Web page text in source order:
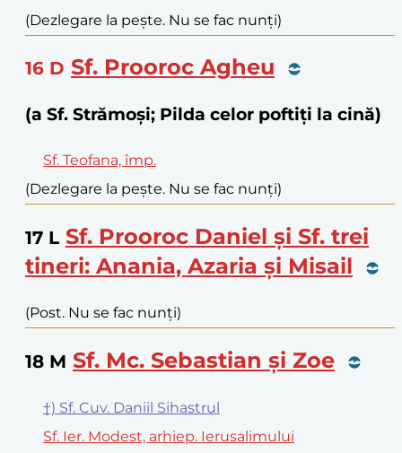
(Dezlegare la pește. Nu se fac nunți)
16 D Sf. Prooroc Agheu
(a Sf. Strămoși; Pilda celor poftiți la cină)
Sf. Teofana, împ.
(Dezlegare la pește. Nu se fac nunți)
17 L Sf. Prooroc Daniel și Sf. trei
tineri: Anania, Azaria și Misail
(Post. Nu se fac nunți)
18 M Sf. Mc. Sebastian și Zoe
†) Sf. Cuv. Daniil Sihastrul
Sf. Ier. Modest, arhiep. Ierusalimului